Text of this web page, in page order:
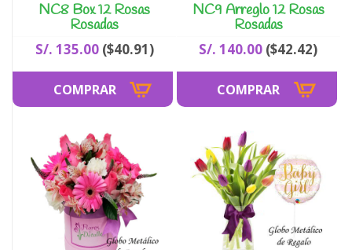
NC8 Box 12 Rosas
Rosadas
S/. 135.00($40.91)
NC9 Arreglo 12 Rosas
Rosadas
S/. 140.00 ($42.42)